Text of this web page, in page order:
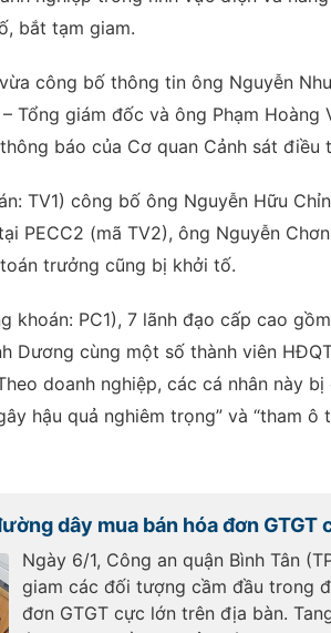
bắt tạm giam.
công bố thông tin ông Nguyễn
Tổng giám đốc và ông Phạm Hoàng
báo của Cơ quan Cảnh sát điều
TV1) công bố ông Nguyễn Hữu
PECC2 (mã TV2), ông Nguyễn
trưởng cũng bị khởi tố.
khoán: PC1), 7 lãnh đạo cấp cao
Dương cùng một số thành viên
doanh nghiệp, các cá nhân này bị
hậu quả nghiêm trọng” và “tham ô
dây mua bán hóa đơn GTGT
Ngày 6/1, Công an quận Bình Tân
giam các đối tượng cầm đầu trong
đơn GTGT cực lớn trên địa bàn.